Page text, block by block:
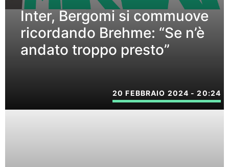
Inter, Bergomi si commuove
ricordando Brehme: “Se n’è
andato troppo presto”
20 FEBBRAIO 2024 - 20:24